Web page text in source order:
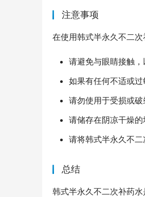
注意事项
在使用韩式半永久不二
请避免与眼睛接触，
如果有任何不适或过
请勿使用于受损或破
请储存在阴凉干燥的
请将韩式半永久不二
总结
韩式半永久不二次补药